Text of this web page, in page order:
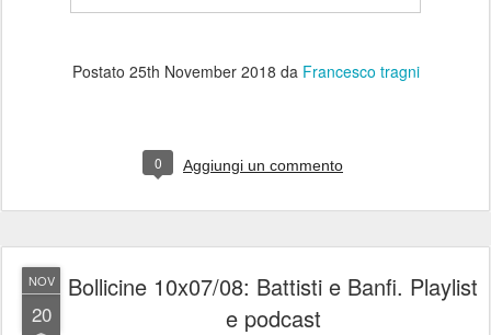
Postato 25th November 2018 da Francesco tragni
0 Aggiungi un commento
NOV
20
Bollicine 10x07/08: Battisti e Banfi. Playlist
e podcast